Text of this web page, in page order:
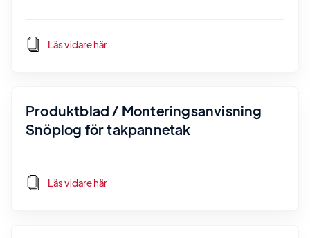
Läs vidare här
Produktblad / Monteringsanvisning
Snöplog för takpannetak
Läs vidare här